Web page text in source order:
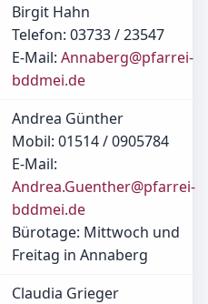
Birgit Hahn
Telefon: 03733 / 23547
E-Mail: Annaberg@pfarrei-
bddmei.de
Andrea Günther
Mobil: 01514 / 0905784
E-Mail:
Andrea.Guenther@pfarrei-
bddmei.de
Bürotage: Mittwoch und
Freitag in Annaberg
Claudia Grieger